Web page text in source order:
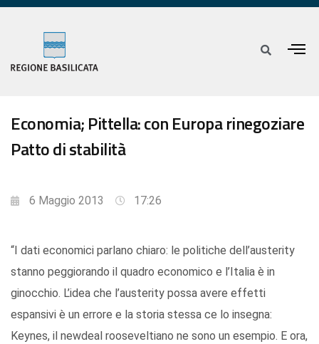
Economia; Pittella: con Europa rinegoziare
Patto di stabilità
6 Maggio 2013 17:26
“I dati economici parlano chiaro: le politiche dell’austerity
stanno peggiorando il quadro economico e l’Italia è in
ginocchio. L’idea che l’austerity possa avere effetti
espansivi è un errore e la storia stessa ce lo insegna:
Keynes, il newdeal rooseveltiano ne sono un esempio. E ora,